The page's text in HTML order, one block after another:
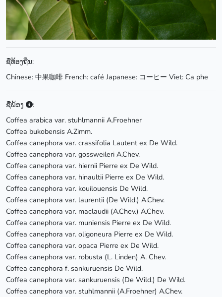
ຊື່ທ້ອງຖີ່ນ:
Chinese: 中果咖啡 French: café Japanese: コーヒー Viet: Ca phe
ຊື່ພ້ອງ
:
Coffea arabica var. stuhlmannii A.Froehner
Coffea bukobensis A.Zimm.
Coffea canephora var. crassifolia Lautent ex De Wild.
Coffea canephora var. gossweileri A.Chev.
Coffea canephora var. hiernii Pierre ex De Wild.
Coffea canephora var. hinaultii Pierre ex De Wild.
Coffea canephora var. kouilouensis De Wild.
Coffea canephora var. laurentii (De Wild.) A.Chev.
Coffea canephora var. maclaudii (A.Chev.) A.Chev.
Coffea canephora var. muniensis Pierre ex De Wild.
Coffea canephora var. oligoneura Pierre ex De Wild.
Coffea canephora var. opaca Pierre ex De Wild.
Coffea canephora var. robusta (L. Linden) A. Chev.
Coffea canephora f. sankuruensis De Wild.
Coffea canephora var. sankuruensis (De Wild.) De Wild.
Coffea canephora var. stuhlmannii (A.Froehner) A.Chev.